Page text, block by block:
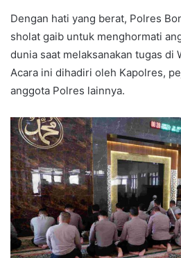
Dengan hati yang berat, Polres
sholat gaib untuk menghormati
dunia saat melaksanakan tugas di
Acara ini dihadiri oleh Kapolres,
anggota Polres lainnya.